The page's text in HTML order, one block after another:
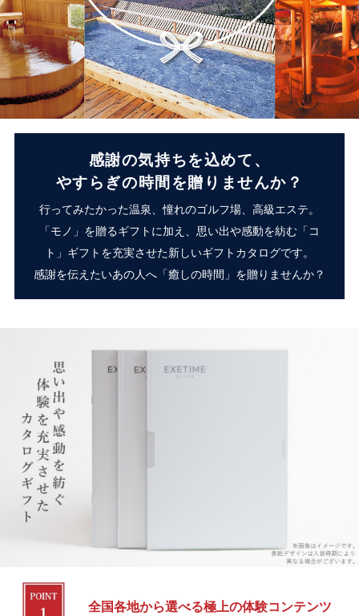
感謝の気持ちを込めて、
やすらぎの時間を贈りませんか？
行ってみたかった温泉、憧れのゴルフ場、高級エステ。
「モノ」を贈るギフトに加え、思い出や感動を紡む「コ
ト」ギフトを充実させた新しいギフトカタログです。
感謝を伝えたいあの人へ「癒しの時間」を贈りませんか？
全国各地から選べる極上の体験コンテンツ